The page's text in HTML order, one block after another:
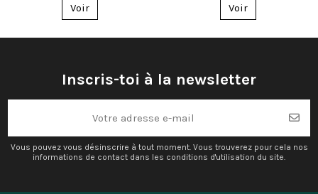
Voir Voir
Inscris-toi à la newsletter
Vous pouvez vous désinscrire à tout moment. Vous trouverez pour cela nos
informations de contact dans les conditions d'utilisation du site.